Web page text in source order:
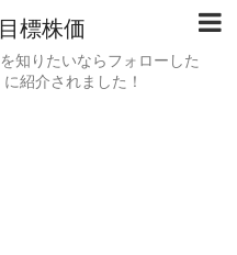
標株価
知りたいならフォローした
紹介されました！